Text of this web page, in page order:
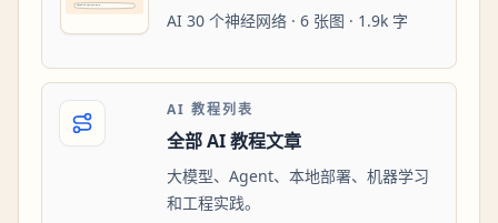
AI 30 个神经网络 · 6 张图 · 1.9k 字
AI 教程列表
全部 AI 教程文章
大模型、Agent、本地部署、机器学习
和工程实践。